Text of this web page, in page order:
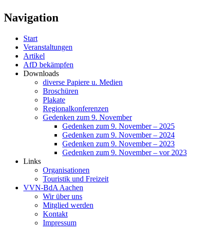
Navigation
Start
Veranstaltungen
Artikel
AfD bekämpfen
Downloads
diverse Papiere u. Medien
Broschüren
Plakate
Regionalkonferenzen
Gedenken zum 9. November
Gedenken zum 9. November – 2025
Gedenken zum 9. November – 2024
Gedenken zum 9. November – 2023
Gedenken zum 9. November – vor 2023
Links
Organisationen
Touristik und Freizeit
VVN-BdA Aachen
Wir über uns
Mitglied werden
Kontakt
Impressum